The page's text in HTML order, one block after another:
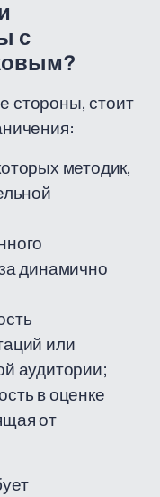
с
стороны, стоит
методик,
динамично
или
аудитории;
в оценке
от